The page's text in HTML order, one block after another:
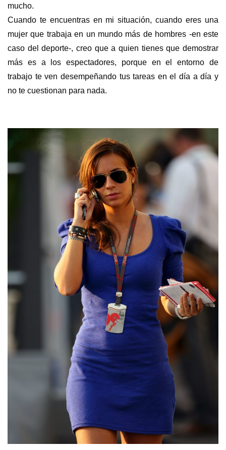
mucho.
Cuando te encuentras en mi situación, cuando eres una
mujer que trabaja en un mundo más de hombres -en este
caso del deporte-, creo que a quien tienes que demostrar
más es a los espectadores, porque en el entorno de
trabajo te ven desempeñando tus tareas en el día a día y
no te cuestionan para nada.